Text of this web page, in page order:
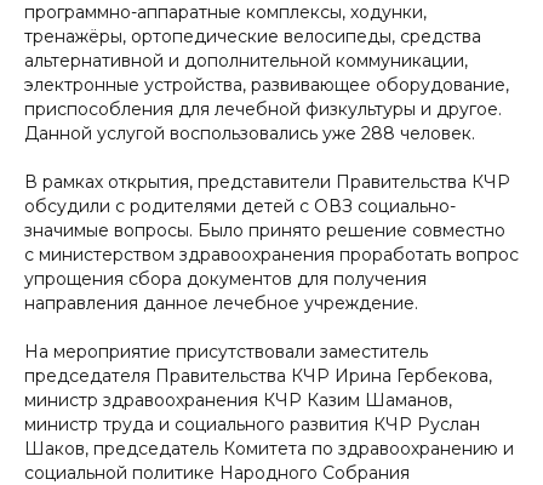
программно-аппаратные комплексы, ходунки,
тренажёры, ортопедические велосипеды, средства
альтернативной и дополнительной коммуникации,
электронные устройства, развивающее оборудование,
приспособления для лечебной физкультуры и другое.
Данной услугой воспользовались уже 288 человек.
В рамках открытия, представители Правительства КЧР
обсудили с родителями детей с ОВЗ социально-
значимые вопросы. Было принято решение совместно
с министерством здравоохранения проработать вопрос
упрощения сбора документов для получения
направления данное лечебное учреждение.
На мероприятие присутствовали заместитель
председателя Правительства КЧР Ирина Гербекова,
министр здравоохранения КЧР Казим Шаманов,
министр труда и социального развития КЧР Руслан
Шаков, председатель Комитета по здравоохранению и
социальной политике Народного Собрания